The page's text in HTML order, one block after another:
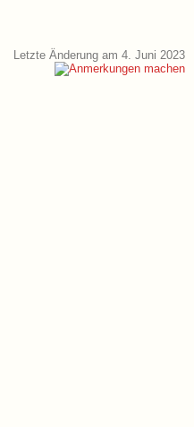
Letzte Änderung am 4. Juni 2023